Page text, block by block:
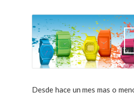
Desde hace un mes mas o